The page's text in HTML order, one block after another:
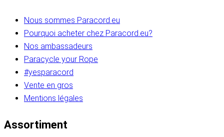
Nous sommes Paracord.eu
Pourquoi acheter chez Paracord.eu?
Nos ambassadeurs
Paracycle your Rope
#yesparacord
Vente en gros
Mentions légales
Assortiment